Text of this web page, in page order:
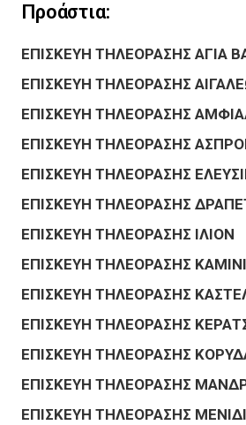
Προάστια:
ΕΠΙΣΚΕΥΗ ΤΗΛΕΟΡΑΣΗΣ ΑΓΙΑ
ΕΠΙΣΚΕΥΗ ΤΗΛΕΟΡΑΣΗΣ
ΕΠΙΣΚΕΥΗ ΤΗΛΕΟΡΑΣΗΣ
ΕΠΙΣΚΕΥΗ ΤΗΛΕΟΡΑΣΗΣ
ΕΠΙΣΚΕΥΗ ΤΗΛΕΟΡΑΣΗΣ
ΕΠΙΣΚΕΥΗ ΤΗΛΕΟΡΑΣΗΣ
ΕΠΙΣΚΕΥΗ ΤΗΛΕΟΡΑΣΗΣ ΙΛΙΟΝ
ΕΠΙΣΚΕΥΗ ΤΗΛΕΟΡΑΣΗΣ
ΕΠΙΣΚΕΥΗ ΤΗΛΕΟΡΑΣΗΣ
ΕΠΙΣΚΕΥΗ ΤΗΛΕΟΡΑΣΗΣ
ΕΠΙΣΚΕΥΗ ΤΗΛΕΟΡΑΣΗΣ
ΕΠΙΣΚΕΥΗ ΤΗΛΕΟΡΑΣΗΣ
ΕΠΙΣΚΕΥΗ ΤΗΛΕΟΡΑΣΗΣ ΜΕΝΙΔΙ